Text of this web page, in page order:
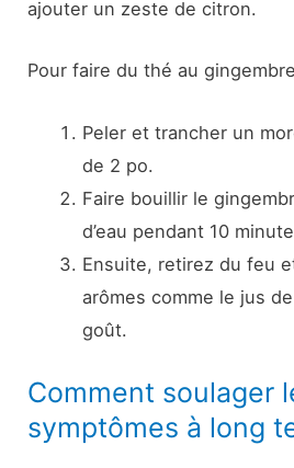
ajouter un zeste de citron.
Pour faire du thé au
Peler et trancher un
de 2 po.
Faire bouillir le
d’eau pendant 10
Ensuite, retirez du feu
arômes comme le jus
goût.
Comment soulager
symptômes à long